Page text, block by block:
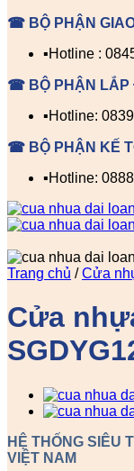
☎ BỘ PHẬN
▪️Hotline :
☎ BỘ PHẬN LẮP
▪️Hotline:
☎ BỘ PHẬN KẾ
▪️Hotline:
Trang chủ / Cửa
Cửa
HỆ THỐNG SIÊU
VIỆT NAM